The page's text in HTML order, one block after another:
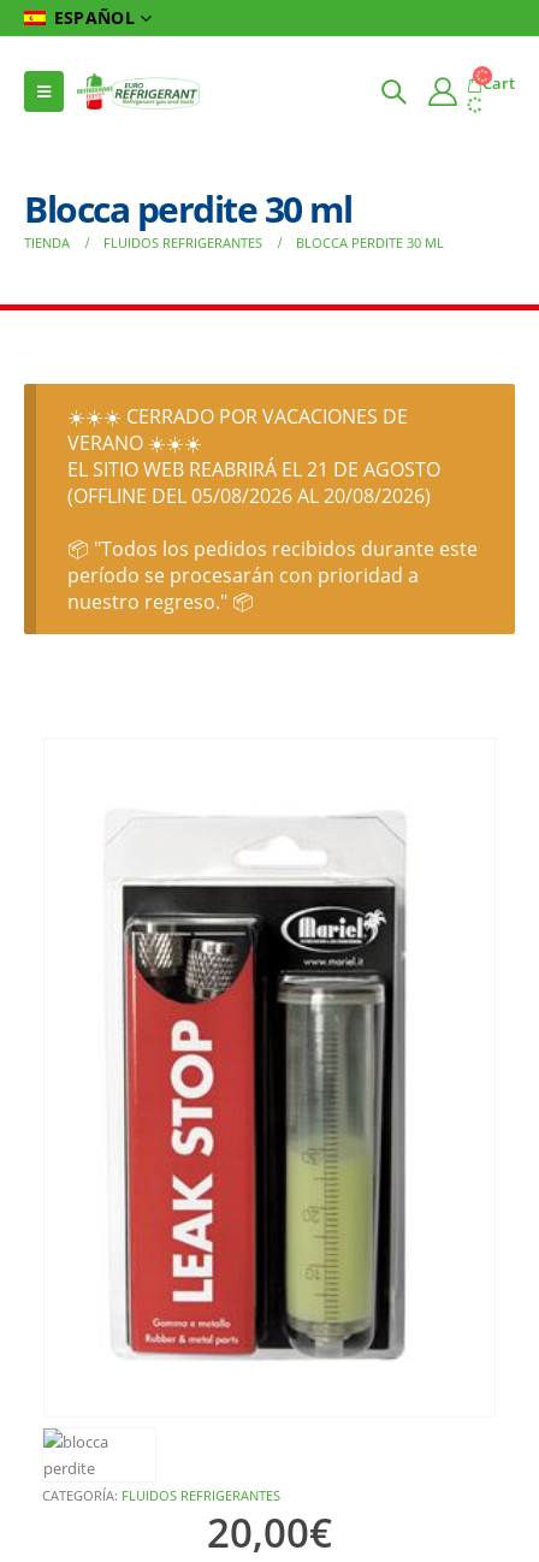
ESPAÑOL
Cart
Blocca perdite 30 ml
TIENDA FLUIDOS REFRIGERANTES BLOCCA PERDITE 30 ML
☀️☀️☀️ CERRADO POR VACACIONES DE
VERANO ☀️☀️☀️
EL SITIO WEB REABRIRÁ EL 21 DE AGOSTO
(OFFLINE DEL 05/08/2026 AL 20/08/2026)
📦 "Todos los pedidos recibidos durante este
período se procesarán con prioridad a
nuestro regreso." 📦
CATEGORÍA: FLUIDOS REFRIGERANTES
20,00€